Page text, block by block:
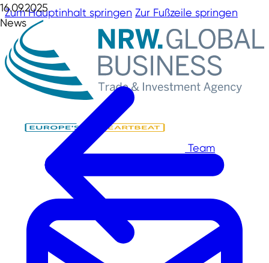
Zum Hauptinhalt springen Zur Fußzeile springen
Team
16.09.2025
News